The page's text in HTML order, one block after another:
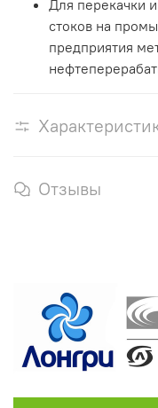
Для перекачки
стоков на
предприятия
Отзывы